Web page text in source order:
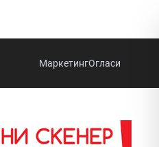
МаркетингОгласи